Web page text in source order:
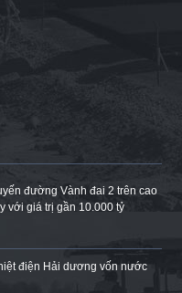
đường Vành đai 2 trên cao
với giá trị gần 10.000 tỷ
điện Hải dương vốn nước